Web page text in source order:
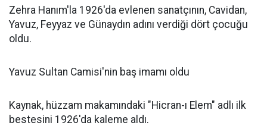
Zehra Hanım'la 1926'da evlenen sanatçının, Cavidan,
Yavuz, Feyyaz ve Günaydın adını verdiği dört çocuğu
oldu.
Yavuz Sultan Camisi'nin baş imamı oldu
Kaynak, hüzzam makamındaki "Hicran-ı Elem" adlı ilk
bestesini 1926'da kaleme aldı.